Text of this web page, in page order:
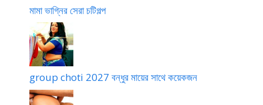
মামা ভাগ্নির সেরা চটিগল্প
group choti 2027 বন্ধুর মায়ের সাথে কয়েকজন